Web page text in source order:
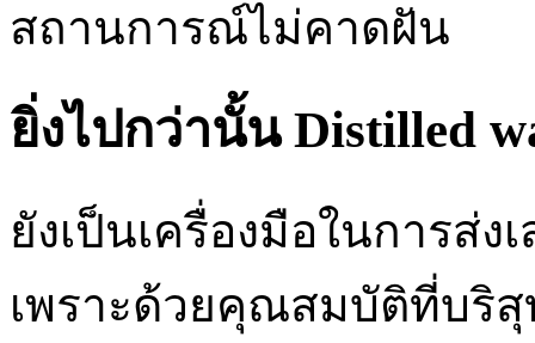
สถานการณ์ไม่คาดฝัน
ยิ่งไปกว่านั้น Distilled
ยังเป็นเครื่องมือในการส่
เพราะด้วยคุณสมบัติที่บริ